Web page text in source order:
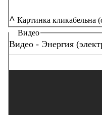
^ Картинка кликабельна
Видео
Видео - Энергия